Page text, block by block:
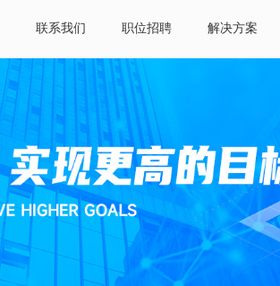
联系我们 职位招聘 解决方案